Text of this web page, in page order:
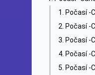
Počasí -
Počasí -
Počasí -
Počasí -
Počasí -